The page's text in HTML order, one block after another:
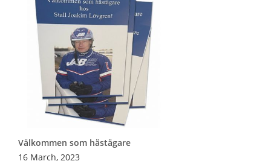
Välkommen som hästägare
16 March, 2023